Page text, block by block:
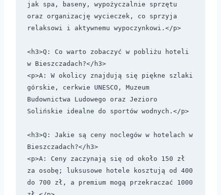
jak spa, baseny, wypożyczalnie sprzętu
oraz organizację wycieczek, co sprzyja
relaksowi i aktywnemu wypoczynkowi.</p>
<h3>Q: Co warto zobaczyć w pobliżu hoteli
w Bieszczadach?</h3>
<p>A: W okolicy znajdują się piękne szlaki
górskie, cerkwie UNESCO, Muzeum
Budownictwa Ludowego oraz Jezioro
Solińskie idealne do sportów wodnych.</p>
<h3>Q: Jakie są ceny noclegów w hotelach w
Bieszczadach?</h3>
<p>A: Ceny zaczynają się od około 150 zł
za osobę; luksusowe hotele kosztują od 400
do 700 zł, a premium mogą przekraczać 1000